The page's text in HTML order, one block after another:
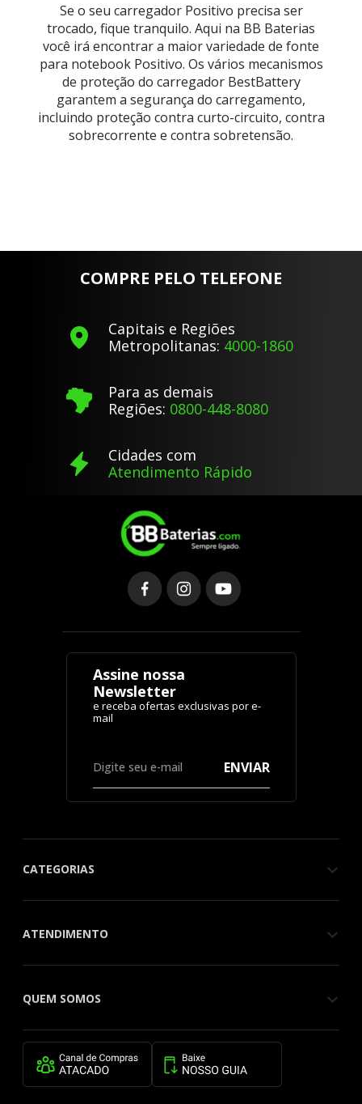
Se o seu carregador Positivo precisa ser
trocado, fique tranquilo. Aqui na BB Baterias
você irá encontrar a maior variedade de fonte
para notebook Positivo. Os vários mecanismos
de proteção do carregador BestBattery
garantem a segurança do carregamento,
incluindo proteção contra curto-circuito, contra
sobrecorrente e contra sobretensão.
COMPRE PELO TELEFONE
Capitais e Regiões
Metropolitanas: 4000-1860
Para as demais
Regiões: 0800-448-8080
Cidades com
Atendimento Rápido
Assine nossa
Newsletter
ENVIAR
CATEGORIAS
ATENDIMENTO
QUEM SOMOS